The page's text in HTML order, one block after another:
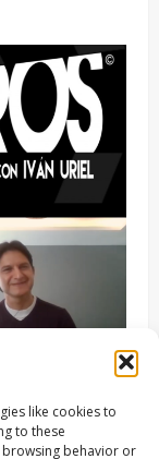
like cookies to
to these
behavior or
PATRICIO